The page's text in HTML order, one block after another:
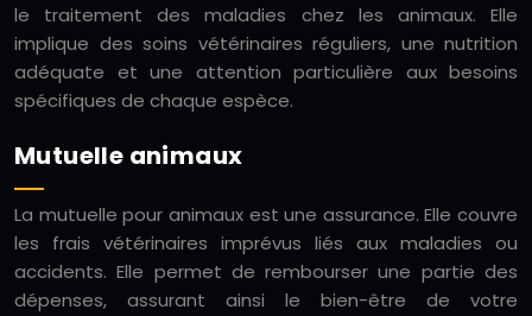
le traitement des maladies chez les animaux. Elle
implique des soins vétérinaires réguliers, une nutrition
adéquate et une attention particulière aux besoins
spécifiques de chaque espèce.
Mutuelle animaux
La mutuelle pour animaux est une assurance. Elle couvre
les frais vétérinaires imprévus liés aux maladies ou
accidents. Elle permet de rembourser une partie des
dépenses, assurant ainsi le bien-être de votre